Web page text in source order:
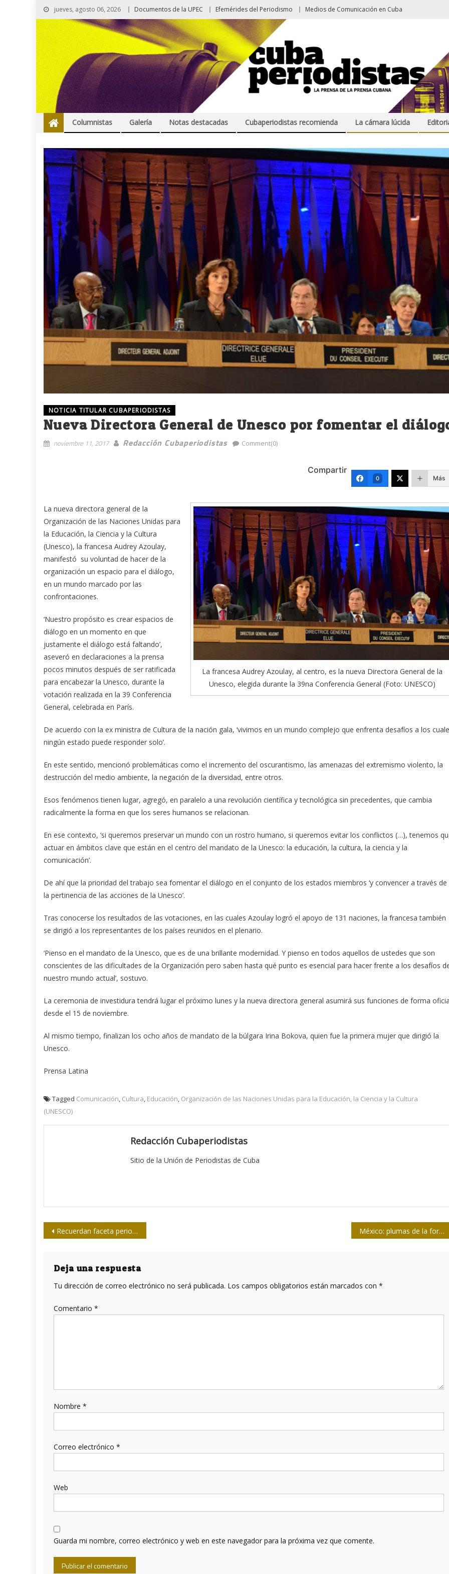
jueves, agosto 06, 2026 Documentos de la UPEC Efemérides del Periodismo Medios de Comunicación en Cuba
Columnistas Galería Notas destacadas Cubaperiodistas recomienda La cámara lúcida
NOTICIA TITULAR CUBAPERIODISTAS
Nueva Directora General de Unesco por fomentar el
noviembre 11, 2017 Redacción Cubaperiodistas Comment(0)
Compartir
0 Más
La francesa Audrey Azoulay, al centro, es la nueva Directora General de la
Unesco, elegida durante la 39na Conferencia General (Foto: UNESCO)
La nueva directora general de la
Organización de las Naciones Unidas para
la Educación, la Ciencia y la Cultura
(Unesco), la francesa Audrey Azoulay,
manifestó su voluntad de hacer de la
organización un espacio para el diálogo,
en un mundo marcado por las
confrontaciones.
‘Nuestro propósito es crear espacios de
diálogo en un momento en que
justamente el diálogo está faltando’,
aseveró en declaraciones a la prensa
pocos minutos después de ser ratificada
para encabezar la Unesco, durante la
votación realizada en la 39 Conferencia
General, celebrada en París.
De acuerdo con la ex ministra de Cultura de la nación gala, ‘vivimos en un mundo complejo que enfrenta desafíos a los
ningún estado puede responder solo’.
En este sentido, mencionó problemáticas como el incremento del oscurantismo, las amenazas del extremismo violento, la
destrucción del medio ambiente, la negación de la diversidad, entre otros.
Esos fenómenos tienen lugar, agregó, en paralelo a una revolución científica y tecnológica sin precedentes, que cambia
radicalmente la forma en que los seres humanos se relacionan.
En ese contexto, ‘si queremos preservar un mundo con un rostro humano, si queremos evitar los conflictos (…), tenemos
actuar en ámbitos clave que están en el centro del mandato de la Unesco: la educación, la cultura, la ciencia y la
comunicación’.
De ahí que la prioridad del trabajo sea fomentar el diálogo en el conjunto de los estados miembros ‘y convencer a través de
la pertinencia de las acciones de la Unesco’.
Tras conocerse los resultados de las votaciones, en las cuales Azoulay logró el apoyo de 131 naciones, la francesa también
se dirigió a los representantes de los países reunidos en el plenario.
‘Pienso en el mandato de la Unesco, que es de una brillante modernidad. Y pienso en todos aquellos de ustedes que son
conscientes de las dificultades de la Organización pero saben hasta qué punto es esencial para hacer frente a los desafíos
nuestro mundo actual’, sostuvo.
La ceremonia de investidura tendrá lugar el próximo lunes y la nueva directora general asumirá sus funciones de forma
desde el 15 de noviembre.
Al mismo tiempo, finalizan los ocho años de mandato de la búlgara Irina Bokova, quien fue la primera mujer que dirigió la
Unesco.
Prensa Latina
Tagged Comunicación, Cultura, Educación, Organización de las Naciones Unidas para la Educación, la Ciencia y la Cultura
(UNESCO)
Redacción Cubaperiodistas
Sitio de la Unión de Periodistas de Cuba
Navegación
entradas
Recuerdan faceta periodística de Fidel México: plumas de la fortuna con publicidad gubernamental
Deja una respuesta
Tu dirección de correo electrónico no será publicada. Los campos obligatorios están marcados con *
Comentario *
Nombre *
Correo electrónico *
Web
Guarda mi nombre, correo electrónico y web en este navegador para la próxima vez que comente.